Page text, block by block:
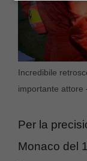
Incredibile
importante attore
Per la
Monaco del